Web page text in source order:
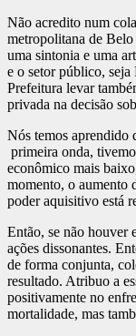
Não acredito num
metropolitana de
uma sintonia e uma
e o setor público,
Prefeitura levar
privada na decisão
Nós temos aprendido
primeira onda,
econômico mais
momento, o aumento
poder aquisitivo está
Então, se não houver
ações dissonantes.
de forma conjunta,
resultado. Atribuo a
positivamente no
mortalidade, mas